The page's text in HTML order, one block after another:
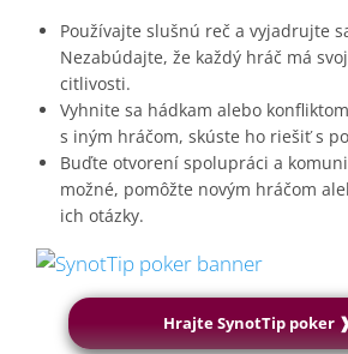
Používajte slušnú reč a vyjadrujte
Nezabúdajte, že každý hráč má
citlivosti.
Vyhnite sa hádkam alebo
s iným hráčom, skúste ho riešiť s
Buďte otvorení spolupráci a
možné, pomôžte novým hráčom
ich otázky.
Hrajte SynotTip poker